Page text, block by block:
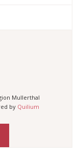
Mullerthal
by Quilium